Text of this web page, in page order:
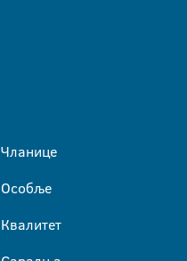
Чланице
Особље
Квалитет